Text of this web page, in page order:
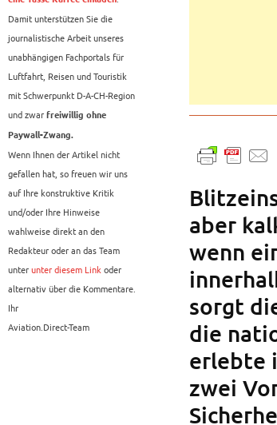
Damit unterstützen Sie die
journalistische Arbeit unseres
unabhängigen Fachportals für
Luftfahrt, Reisen und Touristik
mit Schwerpunkt D-A-CH-Region
und zwar freiwillig ohne
Paywall-Zwang.
Wenn Ihnen der Artikel nicht
gefallen hat, so freuen wir uns
auf Ihre konstruktive Kritik
und/oder Ihre Hinweise
wahlweise direkt an den
Redakteur oder an das Team
unterunter diesem Linkoder
alternativ über die Kommentare.
Ihr
Aviation.Direct-Team
aber
wenn
sorgt
die
erlebte
zwei